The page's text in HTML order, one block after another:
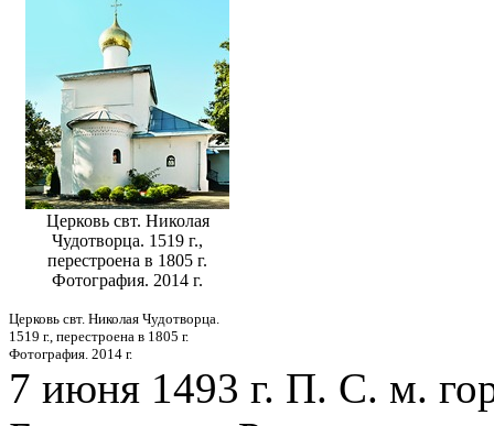
Церковь свт. Николая
Чудотворца. 1519 г.,
перестроена в 1805 г.
Фотография. 2014 г.
Церковь свт. Николая Чудотворца.
1519 г., перестроена в 1805 г.
Фотография. 2014 г.
7 июня 1493 г. П. С. м.